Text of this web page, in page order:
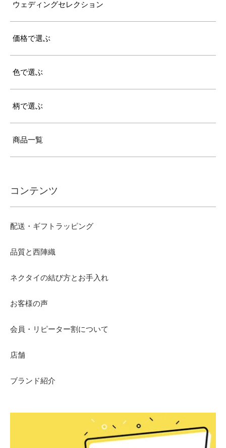
ウェディングセレクション
価格で選ぶ
色で選ぶ
柄で選ぶ
商品一覧
コンテンツ
配送・ギフトラッピング
品質と西陣織
ネクタイの結び方とお手入れ
お客様の声
会員・リピーター割について
店舗
ブランド紹介